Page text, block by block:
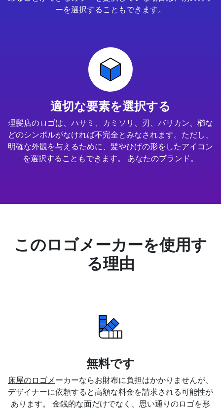
ーを選択することもできます。
適切な要素を選択する
理髪店のロゴは、ハサミ、カミソリ、刃、バリカン、櫛な
どのシンボルがなければ不完全とみなされます。ただし、
明確な外観を与えるために、髪やひげの形をしたアイコン
を選択することもできます。 あなたのブランド。
このロゴメーカーを使用す
る理由
無料です
床屋のロゴメ ーカーならお財布に負担はかかりませんが、
デザイナーに依頼すると高額な料金を請求される可能性が
あります。 金銭的な面だけでなく、思い通りのロゴを形